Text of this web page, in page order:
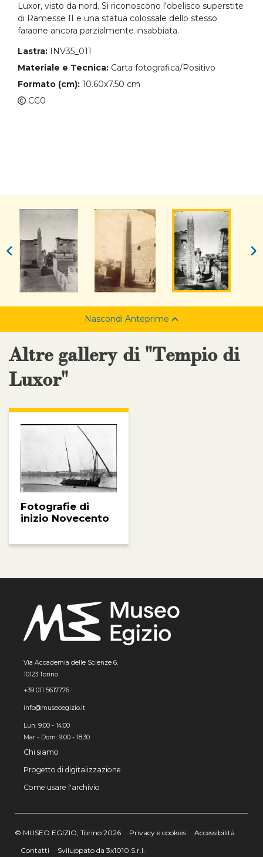
Luxor, visto da nord. Si riconoscono l'obelisco superstite
di Ramesse II e una statua colossale dello stesso
faraone ancora parzialmente insabbiata.
Lastra: INV35_011
Materiale e Tecnica: Carta fotografica/Positivo
Formato (cm): 10.60x7.50 cm
CC0
Nascondi Anteprime
Altre gallery di "Tempio di
Luxor"
Fotografie di
inizio Novecento
Via Accademia delle Scienze 6,
10123 Torino
+39 011 5617776
info@museoegizio.it
Lun: 9:00 - 14:00
Mar - Dom: 9.00 - 18.30
Chi siamo
Progetto di digitalizzazione
Come usare l'archivio
© MUSEO EGIZIO, Torino 2026 Privacy e cookies
Accessibilità
Contatti
Sviluppato da 3x1010 S.r.l.